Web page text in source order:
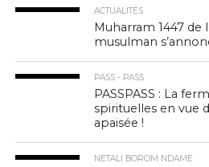
ACTUALITÉS
Muharram 1447 de
musulman
PASS - PASS
PASSPASS : La
spirituelles en vue
apaisée !
NETALI BOROM NDAME